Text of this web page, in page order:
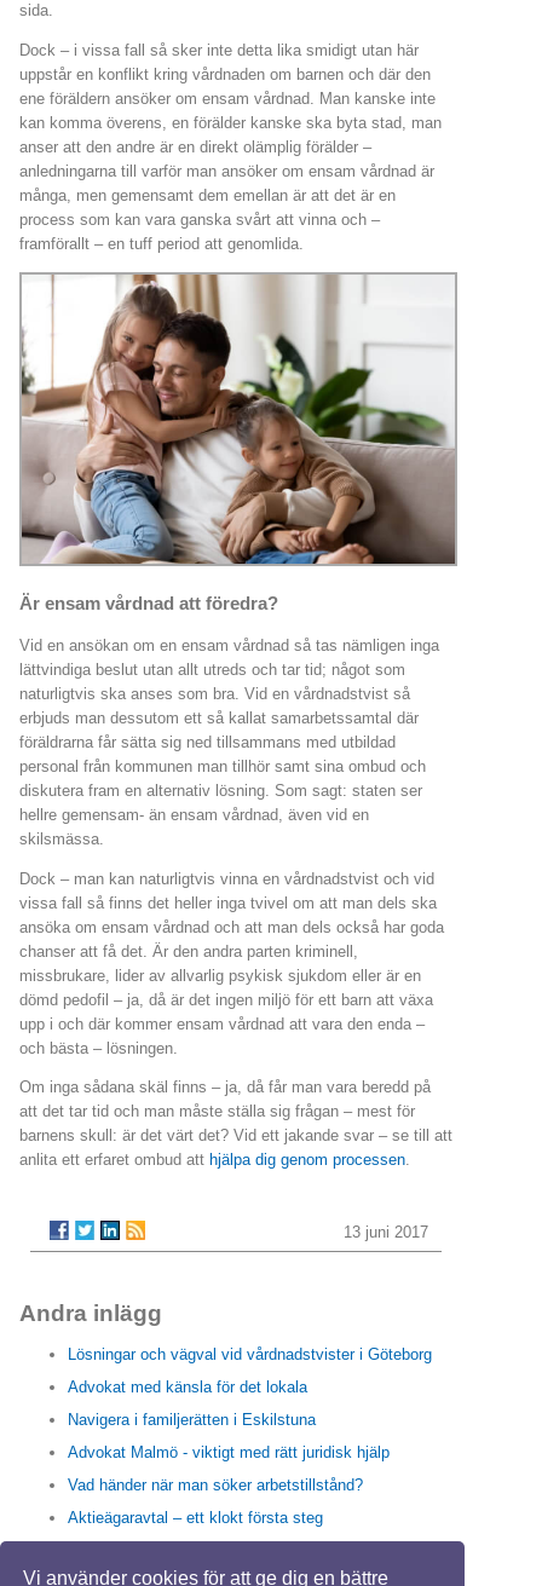
Vi använder cookies för att ge dig en bättre
sida.
Dock – i vissa fall så sker inte detta lika smidigt utan här
uppstår en konflikt kring vårdnaden om barnen och där den
ene föräldern ansöker om ensam vårdnad. Man kanske inte
kan komma överens, en förälder kanske ska byta stad, man
anser att den andre är en direkt olämplig förälder –
anledningarna till varför man ansöker om ensam vårdnad är
många, men gemensamt dem emellan är att det är en
process som kan vara ganska svårt att vinna och –
framförallt – en tuff period att genomlida.
Är ensam vårdnad att föredra?
Vid en ansökan om en ensam vårdnad så tas nämligen inga
lättvindiga beslut utan allt utreds och tar tid; något som
naturligtvis ska anses som bra. Vid en vårdnadstvist så
erbjuds man dessutom ett så kallat samarbetssamtal där
föräldrarna får sätta sig ned tillsammans med utbildad
personal från kommunen man tillhör samt sina ombud och
diskutera fram en alternativ lösning. Som sagt: staten ser
hellre gemensam- än ensam vårdnad, även vid en
skilsmässa.
Dock – man kan naturligtvis vinna en vårdnadstvist och vid
vissa fall så finns det heller inga tvivel om att man dels ska
ansöka om ensam vårdnad och att man dels också har goda
chanser att få det. Är den andra parten kriminell,
missbrukare, lider av allvarlig psykisk sjukdom eller är en
dömd pedofil – ja, då är det ingen miljö för ett barn att växa
upp i och där kommer ensam vårdnad att vara den enda –
och bästa – lösningen.
Om inga sådana skäl finns – ja, då får man vara beredd på
att det tar tid och man måste ställa sig frågan – mest för
barnens skull: är det värt det? Vid ett jakande svar – se till att
anlita ett erfaret ombud att hjälpa dig genom processen.
13 juni 2017
Andra inlägg
Lösningar och vägval vid vårdnadstvister i Göteborg
Advokat med känsla för det lokala
Navigera i familjerätten i Eskilstuna
Advokat Malmö - viktigt med rätt juridisk hjälp
Vad händer när man söker arbetstillstånd?
Aktieägaravtal – ett klokt första steg